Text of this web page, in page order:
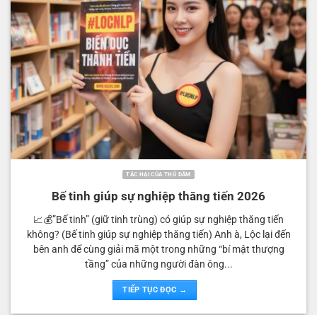
TÁC HẠI CỦA THỦ DÂM
Bế tinh giúp sự nghiệp thăng tiến 2026
📈💰”Bế tinh” (giữ tinh trùng) có giúp sự nghiệp thăng tiến
không? (Bế tinh giúp sự nghiệp thăng tiến) Anh à, Lộc lại đến
bên anh để cùng giải mã một trong những “bí mật thượng
tầng” của những người đàn ông...
TIẾP TỤC ĐỌC →